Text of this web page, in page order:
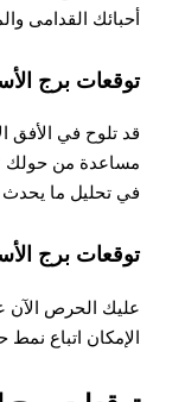
أحبائك القدامى
توقعات برج
قد تلوح في الأفق
مساعدة من حولك
في تحليل ما
توقعات برج
عليك الحرص الآن
الإمكان اتباع